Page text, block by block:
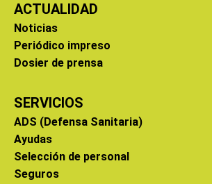
ACTUALIDAD
Noticias
Periódico impreso
Dosier de prensa
SERVICIOS
ADS (Defensa Sanitaria)
Ayudas
Selección de personal
Seguros